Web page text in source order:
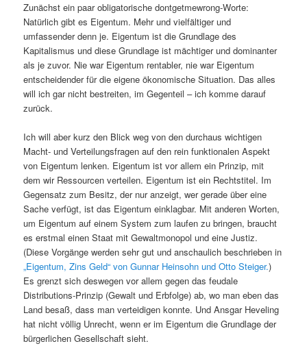
Zunächst ein paar obligatorische dontgetmewrong-Worte:
Natürlich gibt es Eigentum. Mehr und vielfältiger und
umfassender denn je. Eigentum ist die Grundlage des
Kapitalismus und diese Grundlage ist mächtiger und dominanter
als je zuvor. Nie war Eigentum rentabler, nie war Eigentum
entscheidender für die eigene ökonomische Situation. Das alles
will ich gar nicht bestreiten, im Gegenteil – ich komme darauf
zurück.
Ich will aber kurz den Blick weg von den durchaus wichtigen
Macht- und Verteilungsfragen auf den rein funktionalen Aspekt
von Eigentum lenken. Eigentum ist vor allem ein Prinzip, mit
dem wir Ressourcen verteilen. Eigentum ist ein Rechtstitel. Im
Gegensatz zum Besitz, der nur anzeigt, wer gerade über eine
Sache verfügt, ist das Eigentum einklagbar. Mit anderen Worten,
um Eigentum auf einem System zum laufen zu bringen, braucht
es erstmal einen Staat mit Gewaltmonopol und eine Justiz.
(Diese Vorgänge werden sehr gut und anschaulich beschrieben in
„Eigentum, Zins Geld“ von Gunnar Heinsohn und Otto Steiger.)
Es grenzt sich deswegen vor allem gegen das feudale
Distributions-Prinzip (Gewalt und Erbfolge) ab, wo man eben das
Land besaß, dass man verteidigen konnte. Und Ansgar Heveling
hat nicht völlig Unrecht, wenn er im Eigentum die Grundlage der
bürgerlichen Gesellschaft sieht.